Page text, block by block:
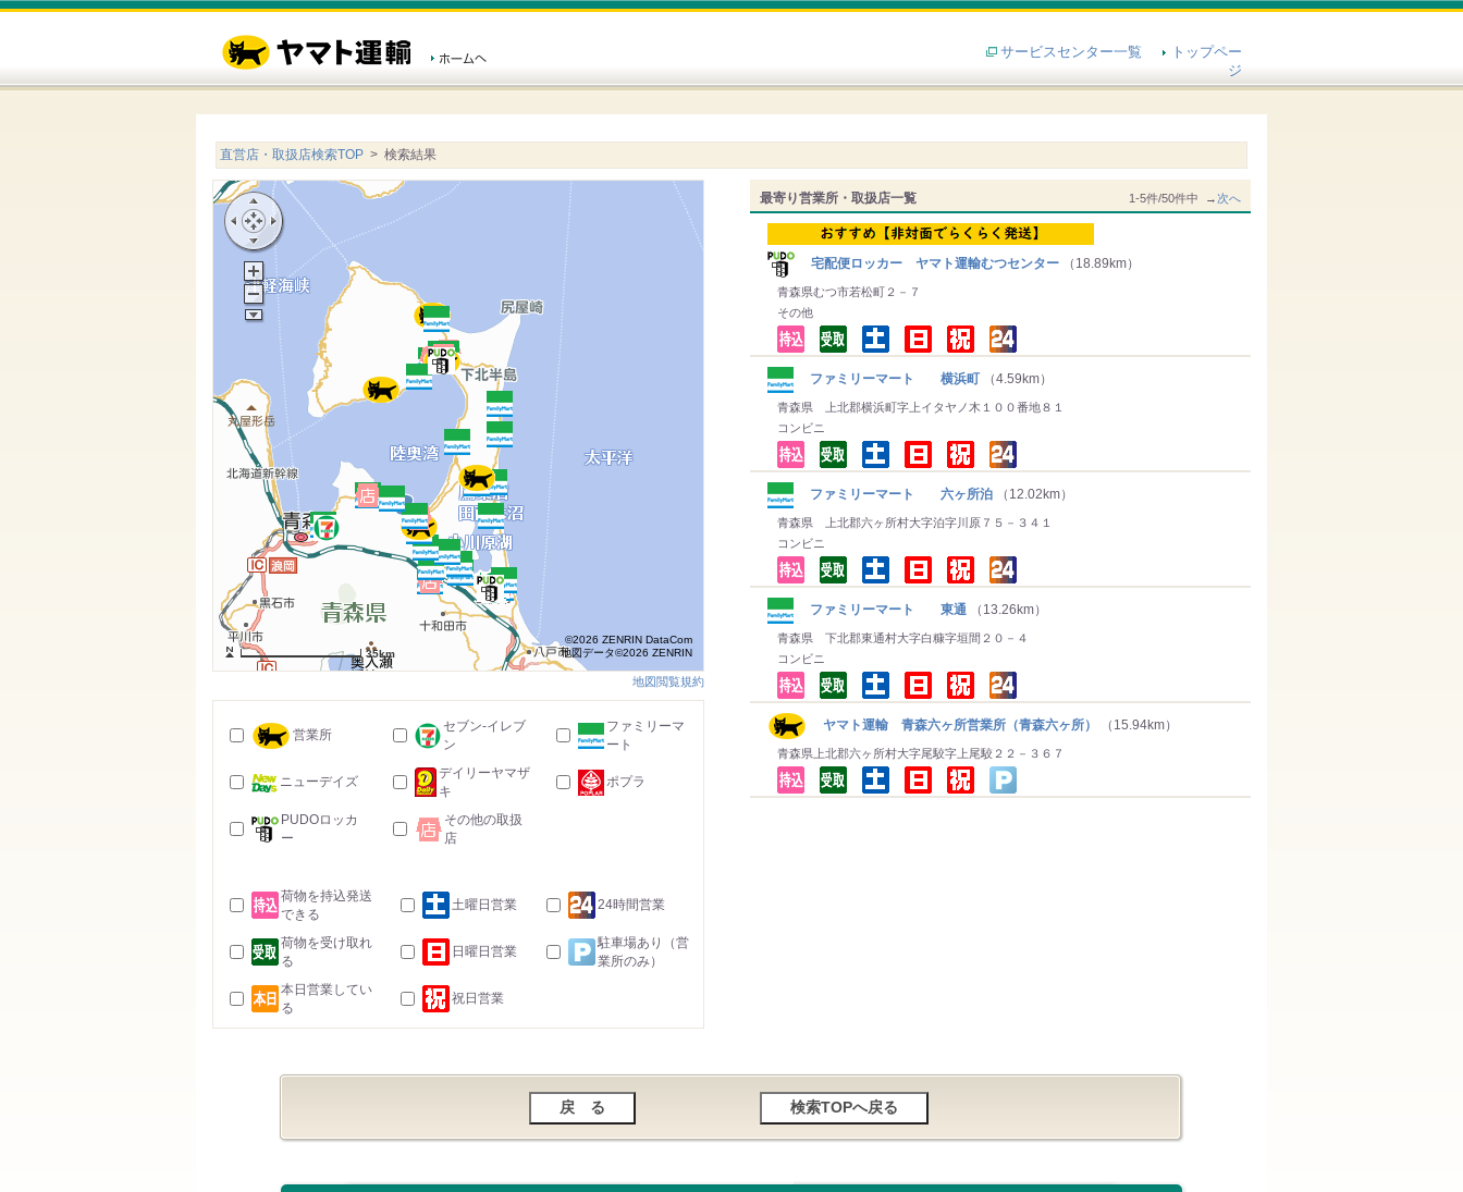
サービスセンター一覧
トップペー
ジ
直営店・取扱店検索TOP > 検索結果
最寄り営業所・取扱店一覧 1-5件/50件中 →次へ
宅配便ロッカー ヤマト運輸むつセンター （18.89km）
青森県むつ市若松町２－７
その他
ファミリーマート 横浜町 （4.59km）
青森県 上北郡横浜町字上イタヤノ木１００番地８１
コンビニ
ファミリーマート 六ヶ所泊 （12.02km）
青森県 上北郡六ヶ所村大字泊字川原７５－３４１
コンビニ
ファミリーマート 東通 （13.26km）
青森県 下北郡東通村大字白糠字垣間２０－４
コンビニ
ヤマト運輸 青森六ヶ所営業所（青森六ヶ所） （15.94km）
青森県上北郡六ヶ所村大字尾駮字上尾駮２２－３６７
35km
©2026 ZENRIN DataCom
地図データ©2026 ZENRIN
地図閲覧規約
営業所
セブン-イレブ
ン
ファミリーマ
ート
ニューデイズ
デイリーヤマザ
キ
ポプラ
PUDOロッカ
ー
その他の取扱
店
荷物を持込発送
できる
土曜日営業 24時間営業
荷物を受け取れ
る
日曜日営業
駐車場あり（営
業所のみ）
本日営業してい
る
祝日営業